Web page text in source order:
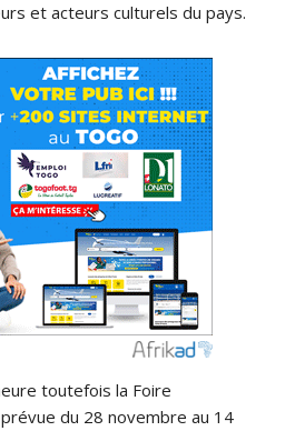
et acteurs culturels du pays.
toutefois la Foire
du 28 novembre au 14